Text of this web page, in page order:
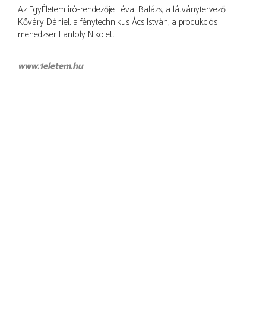
Az EgyÉletem író-rendezője Lévai Balázs, a látványtervező
Kőváry Dániel, a fénytechnikus Ács István, a produkciós
menedzser Fantoly Nikolett.
www.1eletem.hu